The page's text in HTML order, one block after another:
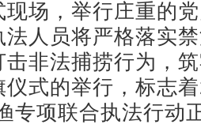
，举行庄重的党
人员将严格落实
非法捕捞行为，
式的举行，标志
专项联合执法行动